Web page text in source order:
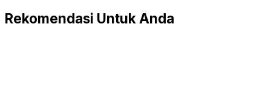
Rekomendasi Untuk Anda